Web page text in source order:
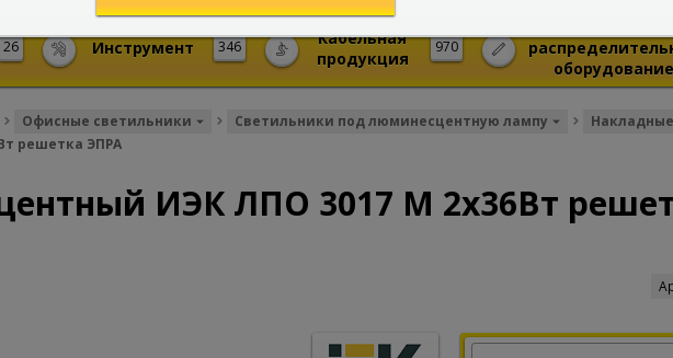
26 346
Инструмент 970
Кабельная
продукция
оборудование
Офисные светильники Светильники под люминесцентную лампу Накладные
решетка ЭПРА
ИЭК ЛПО 3017 М 2х36Вт